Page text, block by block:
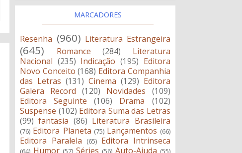
MARCADORES
Resenha (960) Literatura Estrangeira
(645) Romance (284)
Literatura
Nacional (235) Indicação (195) Editora
Novo Conceito (168) Editora Companhia
das Letras (131) Cinema (129) Editora
Galera Record
(120) Novidades
(109)
Editora Seguinte
(106) Drama
(102)
Suspense (102) Editora Suma das Letras
(99) fantasia (86) Literatura Brasileira
(76) Editora Planeta (75) Lançamentos (66)
Editora Paralela (65) Editora Intrinseca
(64) Humor (57) Séries (56) Auto-Ajuda (55)